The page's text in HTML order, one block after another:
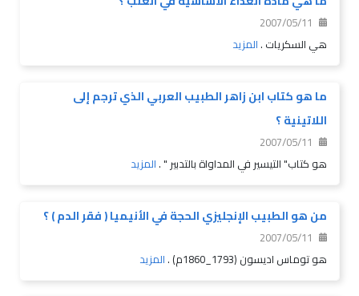
2007/05/11
هي السكريات .المزيد
ما هو كتاب ابن زاهر الطبيب العربي الذي ترجم إلى
اللاتينية ؟
2007/05/11
هو كتاب" التيسير في المداواة بالتدبير " .المزيد
من هو الطبيب الإنجليزي الحجة في الأنيميا ( فقر الدم ) ؟
2007/05/11
هو توماس اديسون (1793_1860م) .
المزيد